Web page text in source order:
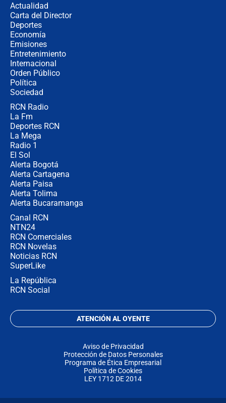
Actualidad
Carta del Director
Deportes
Economía
Emisiones
Entretenimiento
Internacional
Orden Público
Política
Sociedad
RCN Radio
La Fm
Deportes RCN
La Mega
Radio 1
El Sol
Alerta Bogotá
Alerta Cartagena
Alerta Paisa
Alerta Tolima
Alerta Bucaramanga
Canal RCN
NTN24
RCN Comerciales
RCN Novelas
Noticias RCN
SuperLike
La República
RCN Social
ATENCIÓN AL OYENTE
Aviso de Privacidad
Protección de Datos Personales
Programa de Ética Empresarial
Política de Cookies
LEY 1712 DE 2014